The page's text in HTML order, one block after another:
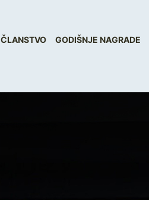
ČLANSTVO GODIŠNJE NAGRADE